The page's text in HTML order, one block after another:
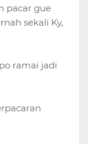
pacar gue
sekali Ky,
ramai jadi